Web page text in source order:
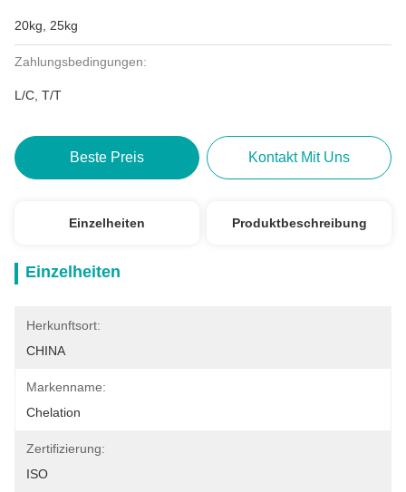
20kg, 25kg
Zahlungsbedingungen:
L/C, T/T
Beste Preis Kontakt Mit Uns
Einzelheiten Produktbeschreibung
Einzelheiten
Herkunftsort:
CHINA
Markenname:
Chelation
Zertifizierung:
ISO